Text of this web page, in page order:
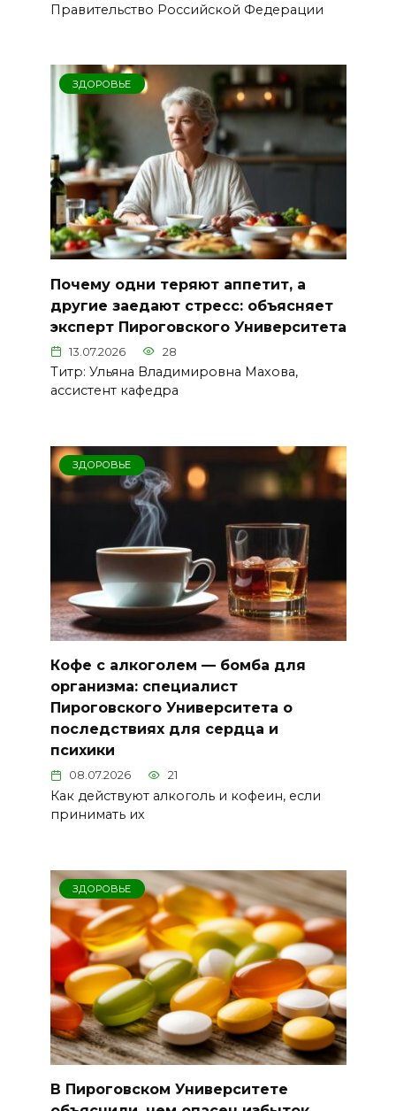
Правительство Российской Федерации
ЗДОРОВЬЕ
Почему одни теряют аппетит, а
другие заедают стресс: объясняет
эксперт Пироговского Университета
13.07.2026 28
Титр: Ульяна Владимировна Махова,
ассистент кафедра
ЗДОРОВЬЕ
Кофе с алкоголем — бомба для
организма: специалист
Пироговского Университета о
последствиях для сердца и
психики
08.07.2026 21
Как действуют алкоголь и кофеин, если
принимать их
ЗДОРОВЬЕ
В Пироговском Университете